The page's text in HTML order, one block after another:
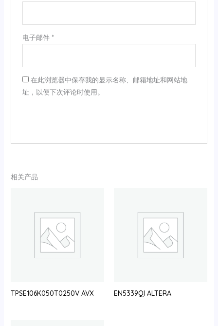
电子邮件 *
在此浏览器中保存我的显示名称、邮箱地址和网站地
址，以便下次评论时使用。
相关产品
TPSE106K050T0250V AVX EN5339QI ALTERA